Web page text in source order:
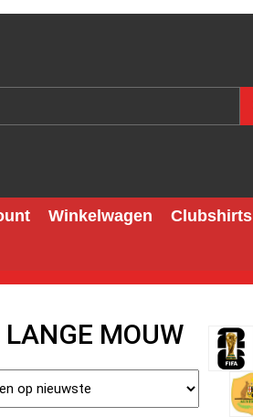
Winkelwagen Clubshirts
MOUW